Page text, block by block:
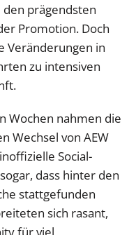
den prägendsten
Promotion. Doch
Veränderungen in
zu intensiven
Wochen nahmen die
Wechsel von AEW
Social-
dass hinter den
stattgefunden
sich rasant,
für viel